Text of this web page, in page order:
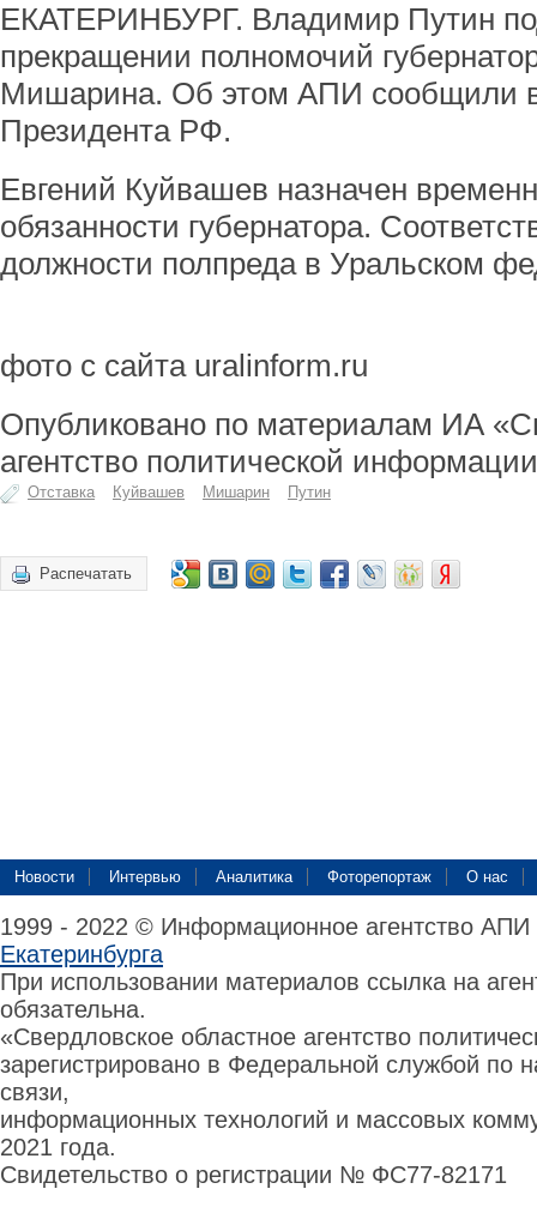
ЕКАТЕРИНБУРГ. Владимир Путин
прекращении полномочий
Мишарина. Об этом АПИ сообщили
Президента РФ.
Евгений Куйвашев назначен
обязанности губернатора.
должности полпреда в Уральском
фото с сайта uralinform.ru
Опубликовано по материалам ИА
агентство политической
Отставка Куйвашев Мишарин Путин
Распечатать
Новости Интервью Аналитика Фоторепортаж О нас
1999 - 2022 © Информационное агентство
Екатеринбурга
При использовании материалов ссылка на
обязательна.
«Свердловское областное агентство
зарегистрировано в Федеральной службой по
связи,
информационных технологий и массовых
2021 года.
Свидетельство о регистрации № ФС77-82171